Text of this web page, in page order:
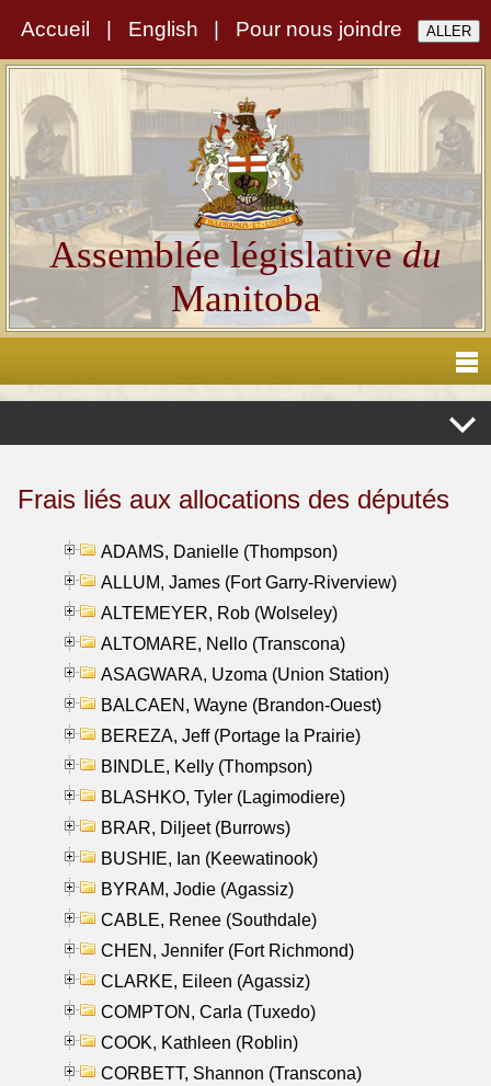
Accueil English Pour nous joindre
Assemblée législativedu
Manitoba
Frais liés aux allocations des députés
ADAMS, Danielle (Thompson)
ALLUM, James (Fort Garry-Riverview)
ALTEMEYER, Rob (Wolseley)
ALTOMARE, Nello (Transcona)
ASAGWARA, Uzoma (Union Station)
BALCAEN, Wayne (Brandon-Ouest)
BEREZA, Jeff (Portage la Prairie)
BINDLE, Kelly (Thompson)
BLASHKO, Tyler (Lagimodiere)
BRAR, Diljeet (Burrows)
BUSHIE, Ian (Keewatinook)
BYRAM, Jodie (Agassiz)
CABLE, Renee (Southdale)
CHEN, Jennifer (Fort Richmond)
CLARKE, Eileen (Agassiz)
COMPTON, Carla (Tuxedo)
COOK, Kathleen (Roblin)
CORBETT, Shannon (Transcona)